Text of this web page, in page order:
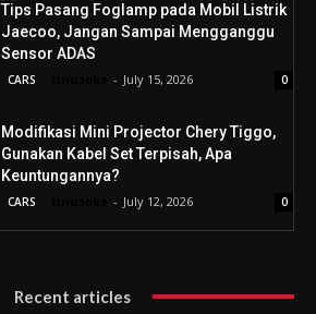
Tips Pasang Foglamp pada Mobil Listrik
Jaecoo, Jangan Sampai Mengganggu
Sensor ADAS
CARS - July 15, 2026 0
Modifikasi Mini Projector Chery Tiggo,
Gunakan Kabel Set Terpisah, Apa
Keuntungannya?
CARS - July 12, 2026 0
Recent articles